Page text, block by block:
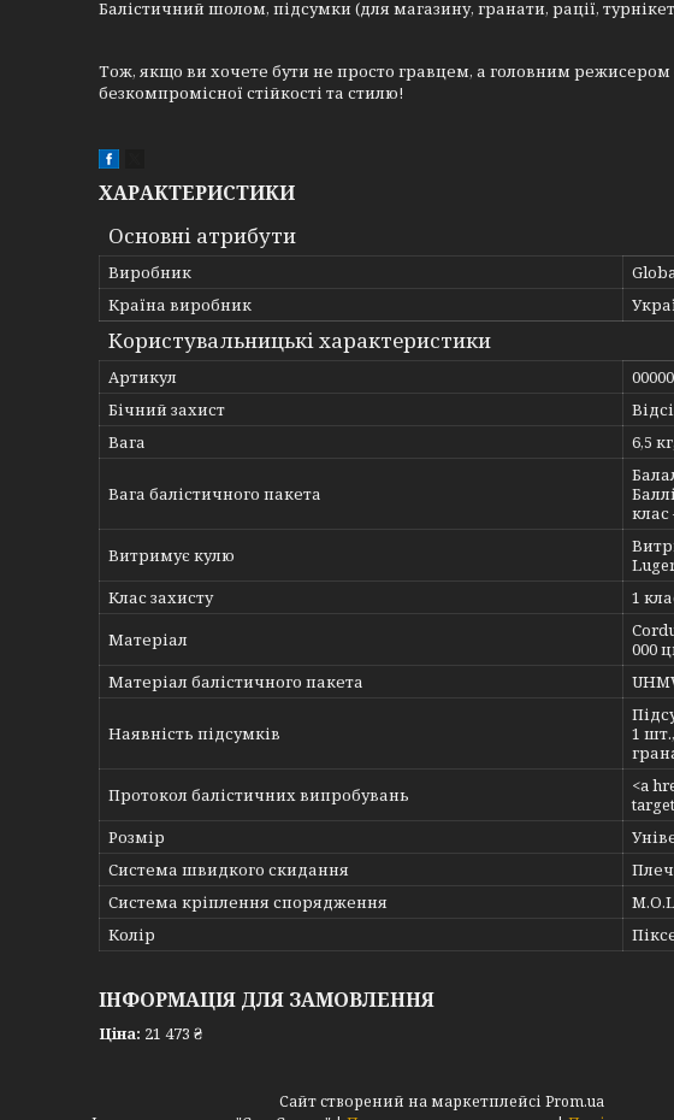
Балістичний шолом, підсумки (для магазину, гранати, рації,
Тож, якщо ви хочете бути не просто гравцем, а головним режисером
безкомпромісної стійкості та стилю!
ХАРАКТЕРИСТИКИ
Основні атрибути
Виробник
Країна виробник
Користувальницькі характеристики
Артикул
Бічний захист
Вага
6,5
Вага балістичного пакета
клас
Витримує кулю
Клас захисту
1
Матеріал
000
Матеріал балістичного пакета
Наявність підсумків
1
Протокол балістичних випробувань
<a
Розмір
Система швидкого скидання
Система кріплення спорядження
Колір
ІНФОРМАЦІЯ ДЛЯ ЗАМОВЛЕННЯ
Ціна: 21 473 ₴
Сайт створений на маркетплейсі Prom.ua